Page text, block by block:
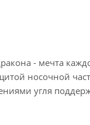
- мечта
носочной
угля